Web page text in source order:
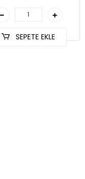
SEPETE EKLE